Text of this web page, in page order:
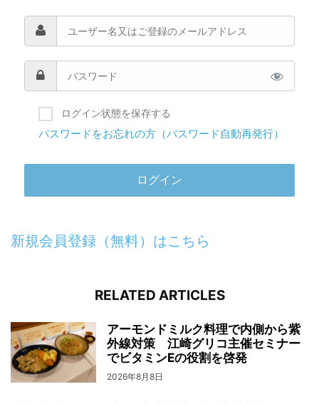
ログイン状態を保存する
パスワードをお忘れの方（パスワード自動再発行）
新規会員登録（無料）はこちら
RELATED ARTICLES
アーモンドミルク料理で内側から紫
外線対策 江崎グリコ主催セミナー
でビタミンEの役割を啓発
2026年8月8日